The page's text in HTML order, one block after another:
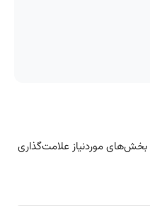
بخش‌های موردنیاز علامت‌گذاری